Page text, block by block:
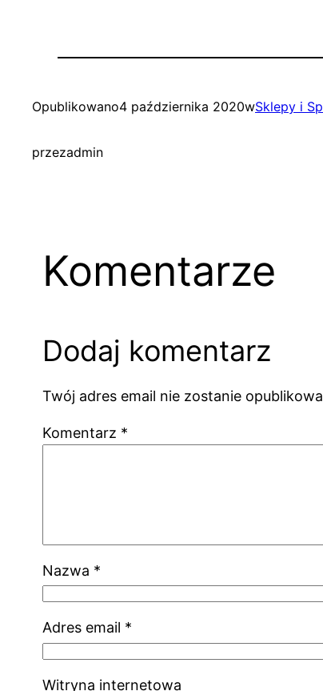
Opublikowano4 października 2020wSklepy i
przezadmin
Komentarze
Dodaj komentarz
Twój adres email nie zostanie
Komentarz *
Nazwa *
Adres email *
Witryna internetowa